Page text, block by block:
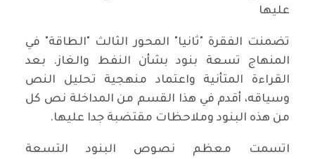
عليها
تضمنت الفقرة "ثانيا" المحور الثالث "الطاقة" في
المنهاج تسعة بنود بشأن النفط والغاز. بعد
القراءة المتأنية واعتماد منهجية تحليل النص
وسياقه، أقدم في هذا القسم من المداخلة نص كل
من هذه البنود وملاحظات مقتضبة جدا عليها.
اتسمت معظم نصوص البنود التسعة